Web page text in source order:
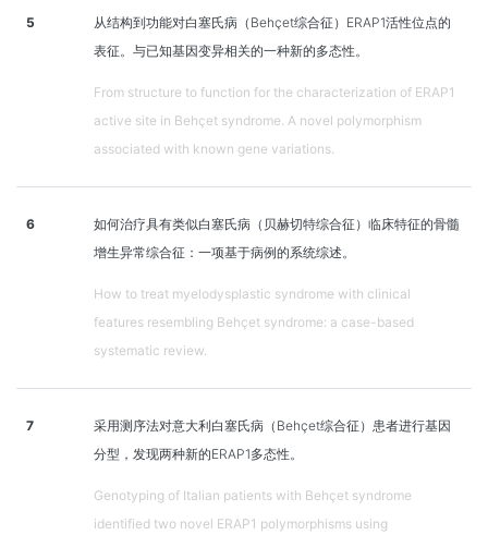
5
从结构到功能对白塞氏病（Behçet综合征）ERAP1活性位点的
表征。与已知基因变异相关的一种新的多态性。
From structure to function for the characterization of ERAP1
active site in Behçet syndrome. A novel polymorphism
associated with known gene variations.
6
如何治疗具有类似白塞氏病（贝赫切特综合征）临床特征的骨髓
增生异常综合征：一项基于病例的系统综述。
How to treat myelodysplastic syndrome with clinical
features resembling Behçet syndrome: a case-based
systematic review.
7
采用测序法对意大利白塞氏病（Behçet综合征）患者进行基因
分型，发现两种新的ERAP1多态性。
Genotyping of Italian patients with Behçet syndrome
identified two novel ERAP1 polymorphisms using